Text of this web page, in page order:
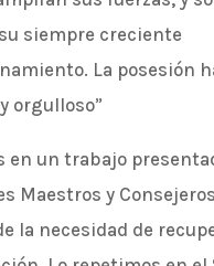
siempre creciente
La posesión
orgulloso”
en un trabajo
Maestros y
la necesidad de